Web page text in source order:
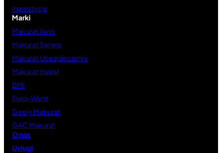
Inwestycje
Marki
Makurat Auto
Makurat Serwis
Makurat Ubezpieczenia
Makurat Invest
BMI
Euro-Went
Geely Makurat
GAC Makurat
O nas
Usługi